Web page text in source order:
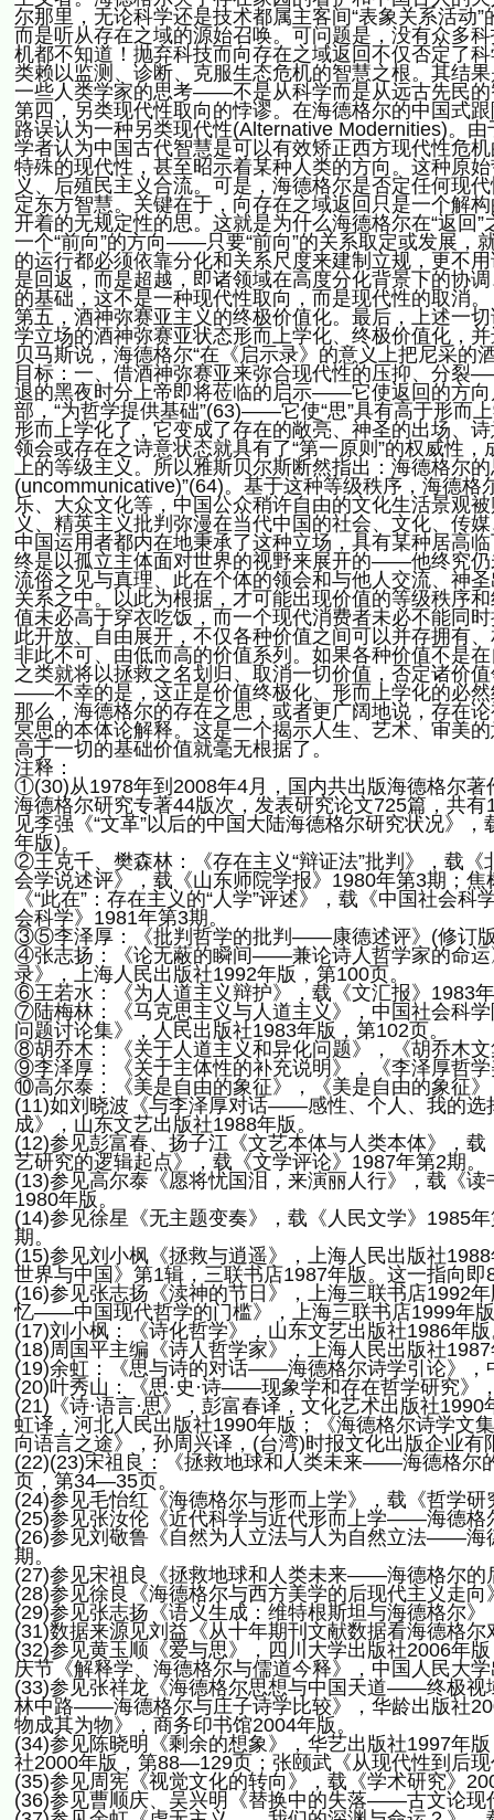
尔那里，无论科学还是技术都属主客间“表象关系活动
而是听从存在之域的源始召唤。可问题是，没有众多
机都不知道！抛弃科技而向存在之域返回不仅否定了
类赖以监测、诊断、克服生态危机的智慧之根。其结
一些人类学家的思考——不是从科学而是从远古先民的
第四，另类现代性取向的悖谬。在海德格尔的中国式
路误认为一种另类现代性(Alternative Modernities)。
学者认为中国古代智慧是可以有效矫正西方现代性危
特殊的现代性，甚至昭示着某种人类的方向。这种原
义、后殖民主义合流。可是，海德格尔是否定任何现
定东方智慧。关键在于，向存在之域返回只是一个解
开着的无规定性的思。这就是为什么海德格尔在“返回
一个“前向”的方向——只要“前向”的关系取定或发展，
的运行都必须依靠分化和关系尺度来建制立规，更不
是回返，而是超越，即诸领域在高度分化背景下的协
的基础，这不是一种现代性取向，而是现代性的取消。
第五，酒神弥赛亚主义的终极价值化。最后，上述一
学立场的酒神弥赛亚状态形而上学化、终极价值化，
贝马斯说，海德格尔“在《启示录》的意义上把尼采的
目标：一、借酒神弥赛亚来弥合现代性的压抑、分裂
退的黑夜时分上帝即将莅临的启示——它使返回的方
部，“为哲学提供基础”(63)——它使“思”具有高于形而
形而上学化了，它变成了存在的敞亮、神圣的出场、
领会或存在之诗意状态就具有了“第一原则”的权威性
上的等级主义。所以雅斯贝尔斯断然指出：海德格尔
(uncommunicative)”(64)。基于这种等级秩序，海德
乐、大众文化等，中国公众稍许自由的文化生活景观
义、精英主义批判弥漫在当代中国的社会、文化、传
中国运用者都内在地秉承了这种立场，具有某种居高
终是以孤立主体面对世界的视野来展开的——他终究
流俗之见与真理、此在个体的领会和与他人交流、神
关系之中。以此为根据，才可能出现价值的等级秩序
值未必高于穿衣吃饭，而一个现代消费者未必不能同
此开放、自由展开，不仅各种价值之间可以并存拥有
非此不可、由低而高的价值系列。如果各种价值不是
之类就将以拯救之名划归、取消一切价值，否定诸价
——不幸的是，这正是价值终极化、形而上学化的必然
那么，海德格尔的存在之思，或者更广阔地说，存在
冥思的本体论解释。这是一个揭示人生、艺术、审美
高于一切的基础价值就毫无根据了。
注释：
①(30)从1978年到2008年4月，国内共出版海德格尔
海德格尔研究专著44版次，发表研究论文725篇，共
见李强《“文革”以后的中国大陆海德格尔研究状况》
年版)。
②王克千、樊森林：《存在主义“辩证法”批判》，载
会学说述评》，载《山东师院学报》1980年第3期；
《“此在”：存在主义的“人学”评述》，载《中国社会
会科学》1981年第3期。
③⑤李泽厚：《批判哲学的批判——康德述评》(修订
④张志扬：《论无蔽的瞬间——兼论诗人哲学家的命
录》，上海人民出版社1992年版，第100页。
⑥王若水：《为人道主义辩护》，载《文汇报》1983
⑦陆梅林：《马克思主义与人道主义》，中国社会科
问题讨论集》，人民出版社1983年版，第102页。
⑧胡乔木：《关于人道主义和异化问题》，《胡乔木
⑨李泽厚：《关于主体性的补充说明》，《李泽厚哲
⑩高尔泰：《美是自由的象征》，《美是自由的象征
(11)如刘晓波《与李泽厚对话——感性、个人、我的选
成》，山东文艺出版社1988年版。
(12)参见彭富春、扬子江《文艺本体与人类本体》，
艺研究的逻辑起点》，载《文学评论》1987年第2期。
(13)参见高尔泰《愿将忧国泪，来演丽人行》，载《
1980年版。
(14)参见徐星《无主题变奏》，载《人民文学》1985
期。
(15)参见刘小枫《拯救与逍遥》，上海人民出版社
世界与中国》第1辑，三联书店1987年版。这一指向
(16)参见张志扬《渎神的节日》，上海三联书店1992
忆——中国现代哲学的门槛》，上海三联书店1999年
(17)刘小枫：《诗化哲学》，山东文艺出版社1986年
(18)周国平主编《诗人哲学家》，上海人民出版社
(19)余虹：《思与诗的对话——海德格尔诗学引论》
(20)叶秀山：《思·史·诗——现象学和存在哲学研究》
(21)《诗·语言·思》，彭富春译，文化艺术出版社
虹译，河北人民出版社1990年版；《海德格尔诗学文
向语言之途》，孙周兴译，(台湾)时报文化出版企业有
(22)(23)宋祖良：《拯救地球和人类未来——海德格尔
页，第34—35页。
(24)参见毛怡红《海德格尔与形而上学》，载《哲学研
(25)参见张汝伦《近代科学与近代形而上学——海德格
(26)参见刘敬鲁《自然为人立法与人为自然立法——海
期。
(27)参见宋祖良《拯救地球和人类未来——海德格尔的
(28)参见徐良《海德格尔与西方美学的后现代主义走
(29)参见张志扬《语义生成：维特根斯坦与海德格
(31)数据来源见刘益《从十年期刊文献数据看海德格
(32)参见黄玉顺《爱与思》，四川大学出版社2006年
庆节《解释学、海德格尔与儒道今释》，中国人民大
(33)参见张祥龙《海德格尔思想与中国天道——终极视
林中路——海德格尔与庄子诗学比较》，华龄出版社
物成其为物》，商务印书馆2004年版。
(34)参见陈晓明《剩余的想象》，华艺出版社1997年
社2000年版，第88—129页；张颐武《从现代性到后
(35)参见周宪《视觉文化的转向》，载《学术研究》
(36)参见曹顺庆、吴兴明《替换中的失落——古文论现